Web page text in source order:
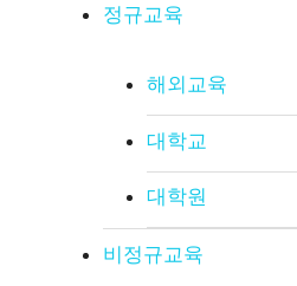
정규교육
해외교육
대학교
대학원
비정규교육